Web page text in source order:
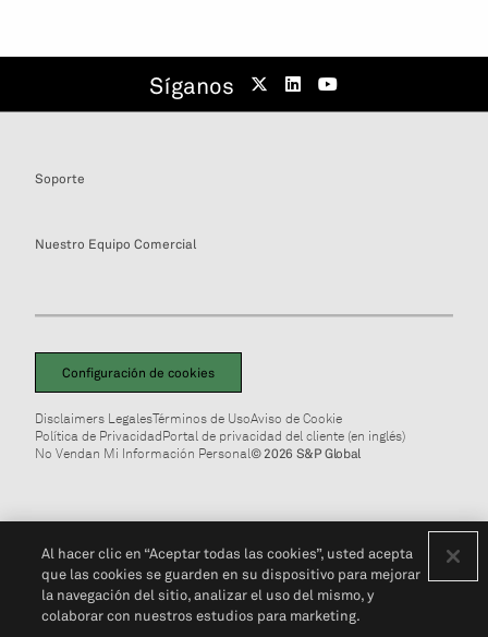
Síganos
Soporte
Nuestro Equipo Comercial
Configuración de cookies
Disclaimers LegalesTérminos de UsoAviso de Cookie
Política de PrivacidadPortal de privacidad del cliente (en inglés)
No Vendan Mi Información Personal© 2026 S&P Global
Al hacer clic en “Aceptar todas las cookies”, usted acepta
que las cookies se guarden en su dispositivo para mejorar
la navegación del sitio, analizar el uso del mismo, y
colaborar con nuestros estudios para marketing.